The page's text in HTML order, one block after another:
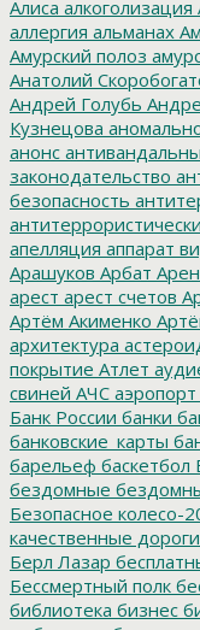
Алиса алкоголизация
аллергия альманах
Амурский полоз
Анатолий
Андрей Голубь
Кузнецова
анонс
законодательство
безопасность
апелляция аппарат
Арашуков Арбат
арест арест счетов
Артём Акименко
архитектура
покрытие Атлет
свиней АЧС аэропорт
Банк России банки
банковские_карты
барельеф баскетбол
бездомные
Безопасное колесо-
качественные дороги
Берл Лазар
Бессмертный полк
библиотека бизнес